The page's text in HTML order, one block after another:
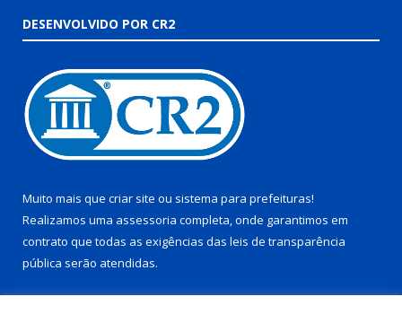
DESENVOLVIDO POR CR2
Muito mais que criar site ou sistema para prefeituras!
Realizamos uma assessoria completa, onde garantimos em
contrato que todas as exigências das leis de transparência
pública serão atendidas.